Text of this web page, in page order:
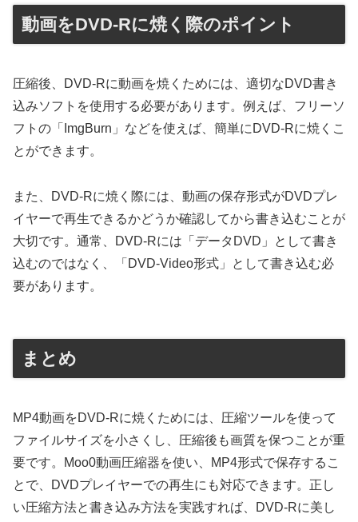
動画をDVD-Rに焼く際のポイント
圧縮後、DVD-Rに動画を焼くためには、適切なDVD書き
込みソフトを使用する必要があります。例えば、フリーソ
フトの「ImgBurn」などを使えば、簡単にDVD-Rに焼くこ
とができます。
また、DVD-Rに焼く際には、動画の保存形式がDVDプレ
イヤーで再生できるかどうか確認してから書き込むことが
大切です。通常、DVD-Rには「データDVD」として書き
込むのではなく、「DVD-Video形式」として書き込む必
要があります。
まとめ
MP4動画をDVD-Rに焼くためには、圧縮ツールを使って
ファイルサイズを小さくし、圧縮後も画質を保つことが重
要です。Moo0動画圧縮器を使い、MP4形式で保存するこ
とで、DVDプレイヤーでの再生にも対応できます。正し
い圧縮方法と書き込み方法を実践すれば、DVD-Rに美し